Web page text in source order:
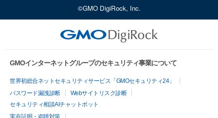
©GMO DigiRock, Inc.
GMOインターネットグループのセキュリティ事業について
世界初総合ネットセキュリティサービス「GMOセキュリティ24」
パスワード漏洩診断
Webサイトリスク診断
セキュリティ相談AIチャットボット
実在証明・盗聴対策